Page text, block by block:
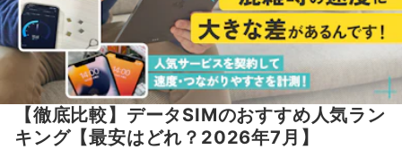
【徹底比較】データSIMのおすすめ人気ラン
キング【最安はどれ？2026年7月】